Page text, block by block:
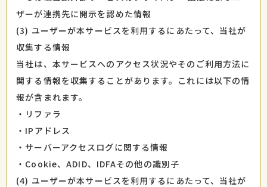
ザーが連携先に開示を認めた情報
(3) ユーザーが本サービスを利用するにあたって、当社が
収集する情報
当社は、本サービスへのアクセス状況やそのご利用方法に
関する情報を収集することがあります。これには以下の情
報が含まれます。
・リファラ
・IPアドレス
・サーバーアクセスログに関する情報
・Cookie、ADID、IDFAその他の識別子
(4) ユーザーが本サービスを利用するにあたって、当社が